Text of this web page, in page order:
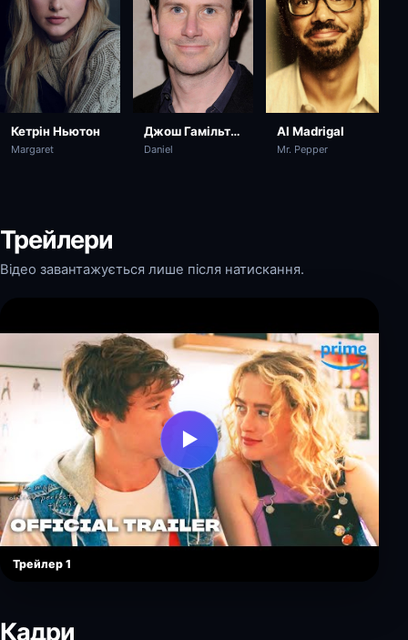
Кетрін Ньютон
Margaret
Джош Гамільтон
Daniel
Al Madrigal
Mr. Pepper
Трейлери
Відео завантажується лише після натискання.
▶
Трейлер 1
Кадри